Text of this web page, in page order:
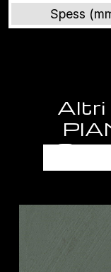
Spess
Altri